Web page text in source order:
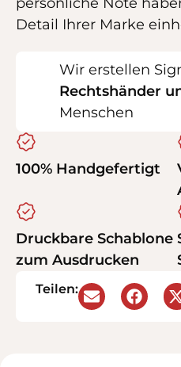
Detail Ihrer Marke
Wir erstellen
Rechtshänder
Menschen
100% Handgefertigt
Druckbare Schablone
zum Ausdrucken
Teilen: